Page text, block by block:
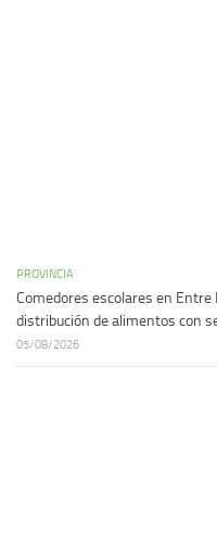
PROVINCIA
Comedores escolares en
distribución de alimentos con
05/08/2026